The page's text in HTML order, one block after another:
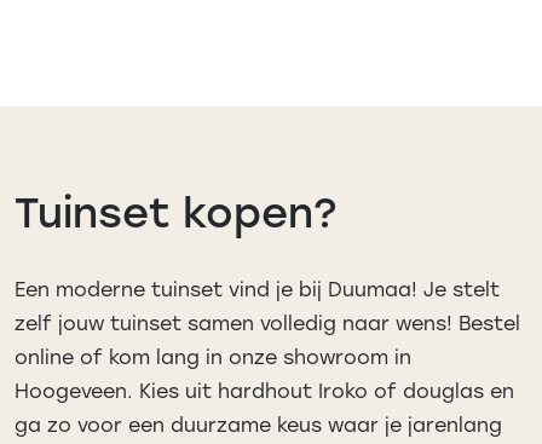
Tuinset kopen?
Een moderne tuinset vind je bij Duumaa! Je stelt
zelf jouw tuinset samen volledig naar wens! Bestel
online of kom lang in onze showroom in
Hoogeveen. Kies uit hardhout Iroko of douglas en
ga zo voor een duurzame keus waar je jarenlang